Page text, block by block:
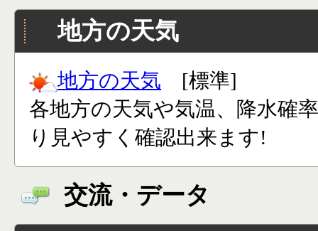
地方の天気
地方の天気 [標準]
各地方の天気や気温、降水確
り見やすく確認出来ます!
交流・データ